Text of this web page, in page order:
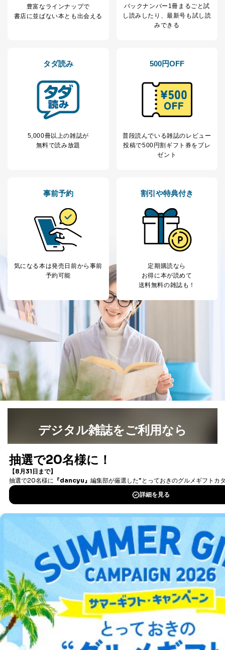
豊富なラインナップで
書店に並ばない本とも出会える
バックナンバー1冊まるごと試
し読み したり、最新号も試し読
みできる
タダ読み
5,000冊以上の雑誌が
無料で読み放題
500円OFF
普段読んでいる雑誌のレビュー
投稿で500円割ギフト券をプレ
ゼント
事前予約
気になる本は発売日前から事前
予約可能
割引や特典付き
定期購読なら
お得に本が読めて
送料無料の雑誌も！
デジタル雑誌をご利用なら
書籍）が無料で読み放題！
DOWNLOAD FOR IOS
DOWNLOAD FOR ANDROID
ご利用方法はこちら
総合案内
アフィリエイト 採用情報
プレスリリース お問い合わせ